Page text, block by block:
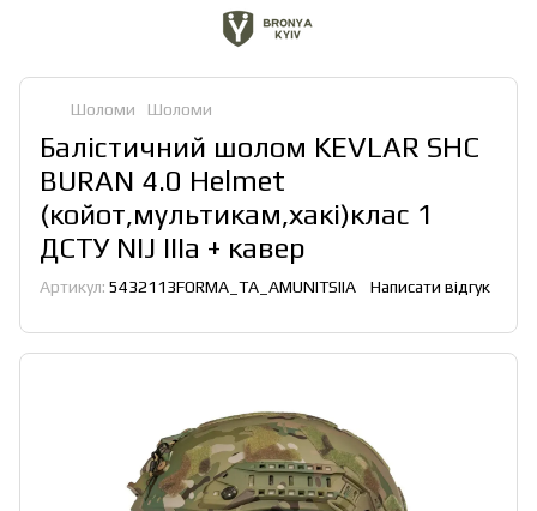
Шоломи Шоломи
Балістичний шолом KEVLAR SHC
BURAN 4.0 Helmet
(койот,мультикам,хакі)клас 1
ДСТУ NIJ IIIa + кавер
Артикул: 5432113FORMA_TA_AMUNITSIIA Написати відгук